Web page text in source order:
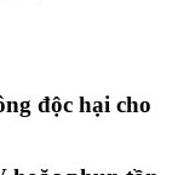
độc hại cho